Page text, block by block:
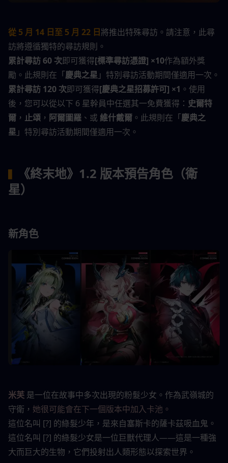
從 5 月 14 日至 5 月 22 日 將推出特殊尋訪。請注意，此尋
訪將遵循獨特的尋訪規則。
累計尋訪 60 次即可獲得[標準尋訪憑證] ×10作為額外獎
勵。此規則在「慶典之星」特別尋訪活動期間僅適用一次。
累計尋訪 120 次即可獲得[慶典之星招募許可] ×1 。使用
後，您可以從以下 6 星幹員中任選其一免費獲得： 史爾特
爾 ， 止頌 ， 阿爾圖羅 、或 維什戴爾 。此規則在「慶典之
星」特別尋訪活動期間僅適用一次。
《終末地》1.2 版本預告角色（衛
星）
新角色
米芙 是一位在故事中多次出現的粉髮少女。作為武嶺城的
守衛， 她很可能會在下一個版本中加入卡池。
這位名叫 [?] 的綠髮少年，是來自塞斯卡的薩卡茲吸血鬼。
這位名叫 [?] 的綠髮少女是一位巨獸代理人——這是一種強
大而巨大的生物，它們投射出人類形態以探索世界。